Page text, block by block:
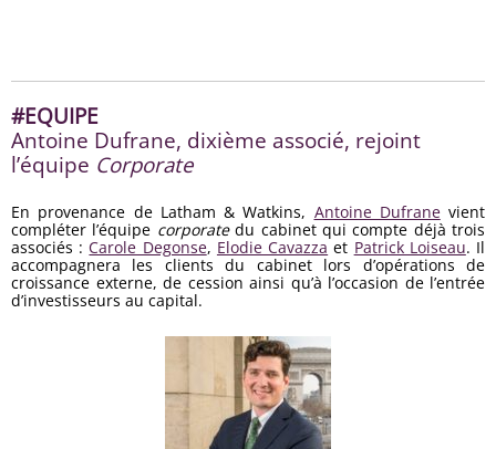
#EQUIPE
Antoine Dufrane, dixième associé, rejoint
l’équipe Corporate
En provenance de Latham & Watkins, Antoine Dufranevient
compléter l’équipe corporatedu cabinet qui compte déjà trois
associés :Carole Degonse, Elodie Cavazza et Patrick Loiseau. Il
accompagnera les clients du cabinet lors d’opérations de
croissance externe, de cession ainsi qu’à l’occasion de l’entrée
d’investisseurs au capital.